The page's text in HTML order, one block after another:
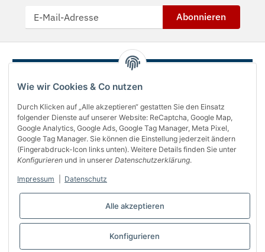
Wie wir Cookies & Co nutzen
Durch Klicken auf „Alle akzeptieren“ gestatten Sie den Einsatz
folgender Dienste auf unserer Website: ReCaptcha, Google Map,
Google Analytics, Google Ads, Google Tag Manager, Meta Pixel,
Google Tag Manager. Sie können die Einstellung jederzeit ändern
(Fingerabdruck-Icon links unten). Weitere Details finden Sie unter
Konfigurieren und in unserer Datenschutzerklärung.
Impressum Datenschutz
Alle akzeptieren
Konfigurieren
Abonnieren
Über uns
Informationen
Bequem bezahlen